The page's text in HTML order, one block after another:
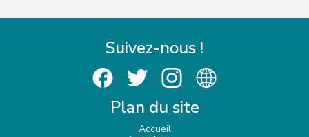
Suivez-nous !
Plan du site
Accueil